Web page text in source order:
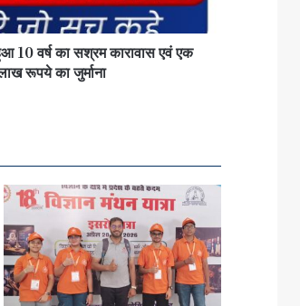
10 वर्ष का सश्रम कारावास एवं एक
रूपये का जुर्माना